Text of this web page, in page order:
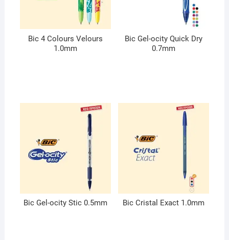
Bic 4 Colours Velours
1.0mm
Bic Gel-ocity Quick Dry
0.7mm
Bic Gel-ocity Stic 0.5mm Bic Cristal Exact 1.0mm